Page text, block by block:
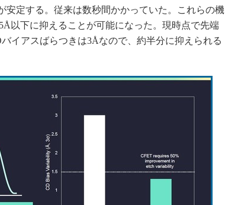
安定する。従来は数秒間かかっていた。これらの機
以下に抑えることが可能になった。現時点で先端
イアスばらつきは3Åなので、約半分に抑えられる